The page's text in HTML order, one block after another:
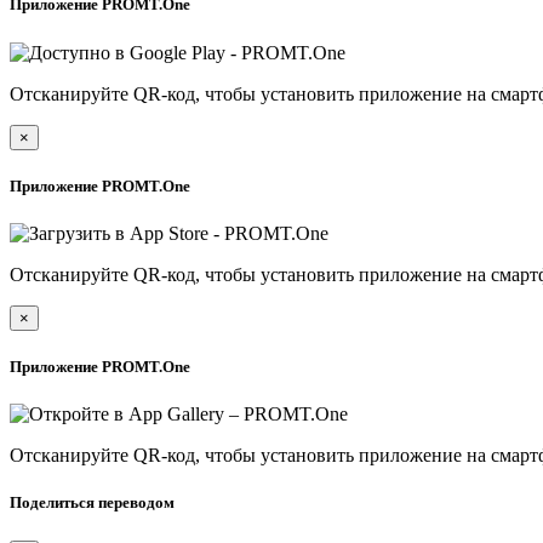
Приложение PROMT.One
Отсканируйте QR-код, чтобы установить приложение на
×
Приложение PROMT.One
Отсканируйте QR-код, чтобы установить приложение на
×
Приложение PROMT.One
Отсканируйте QR-код, чтобы установить приложение на
Поделиться переводом